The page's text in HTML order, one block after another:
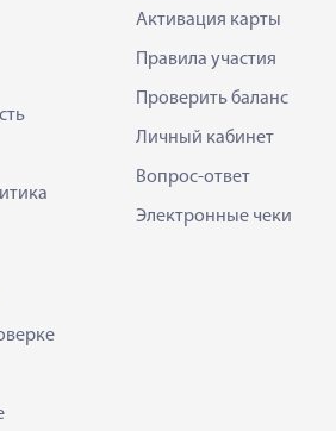
Активация карты
Правила участия
Проверить баланс
Личный кабинет
Вопрос-ответ
Электронные чеки